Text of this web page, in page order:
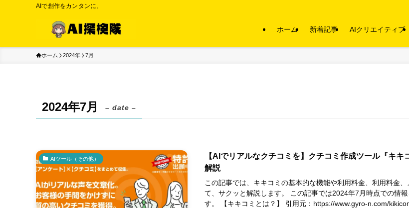
AIで創作をカンタンに。
ホーム 新着記事 AIクリエイティブ
ホーム 2024年 7月
2024年7月 – date –
AIツール（その他）
【AIでリアルなクチコミを】クチコミ作成ツール『キキ
解説
この記事では、キキコミの基本的な機能や利用料金、利用料金
て、サクッと解説します。 この記事では2024年7月時点での情報
す。 【キキコミとは？】 引用元：https://www.gyro-n.com/